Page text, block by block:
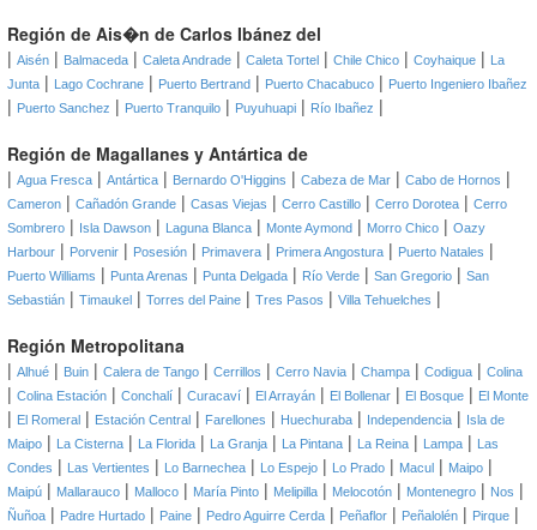
Región de Ais�n de Carlos Ibánez del
| Aisén | Balmaceda | Caleta Andrade | Caleta Tortel | Chile Chico | Coyhaique |
La
Junta | Lago Cochrane | Puerto Bertrand | Puerto Chacabuco | Puerto Ingeniero Ibañez
| Puerto Sanchez | Puerto Tranquilo | Puyuhuapi | Río Ibañez |
Región de Magallanes y Antártica de
| Agua Fresca | Antártica | Bernardo O'Higgins | Cabeza de Mar | Cabo de Hornos |
Cameron | Cañadón Grande | Casas Viejas | Cerro Castillo | Cerro Dorotea | Cerro
Sombrero | Isla Dawson | Laguna Blanca | Monte Aymond | Morro Chico | Oazy
Harbour | Porvenir | Posesión | Primavera | Primera Angostura | Puerto Natales |
Puerto Williams | Punta Arenas | Punta Delgada | Río Verde | San Gregorio | San
Sebastián | Timaukel | Torres del Paine | Tres Pasos | Villa Tehuelches |
Región Metropolitana
| Alhué | Buin | Calera de Tango | Cerrillos | Cerro Navia | Champa | Codigua | Colina
| Colina Estación | Conchalí | Curacaví | El Arrayán | El Bollenar | El Bosque | El Monte
| El Romeral | Estación Central | Farellones | Huechuraba | Independencia |
Isla de
Maipo | La Cisterna | La Florida | La Granja | La Pintana | La Reina | Lampa |
Las
Condes | Las Vertientes | Lo Barnechea | Lo Espejo | Lo Prado | Macul | Maipo |
Maipú | Mallarauco | Malloco | María Pinto | Melipilla | Melocotón | Montenegro | Nos |
Ñuñoa | Padre Hurtado | Paine | Pedro Aguirre Cerda | Peñaflor | Peñalolén | Pirque |